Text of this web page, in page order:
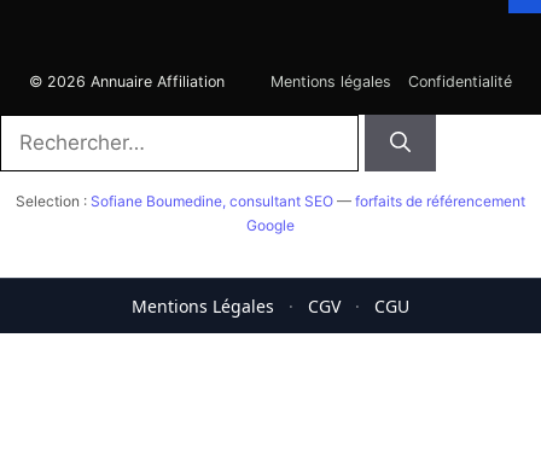
© 2026 Annuaire Affiliation Mentions légales Confidentialité
Selection : Sofiane Boumedine, consultant SEO — forfaits de référencement
Google
Mentions Légales · CGV · CGU